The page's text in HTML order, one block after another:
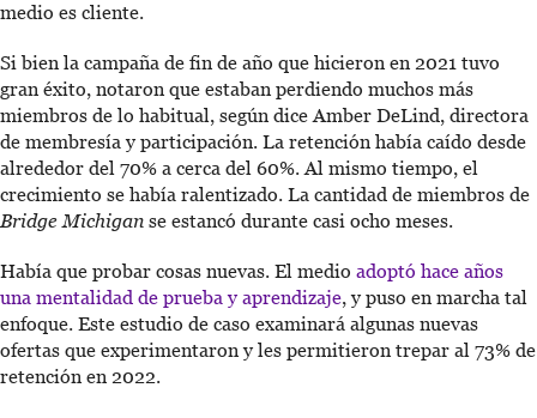
medio es cliente.
Si bien la campaña de fin de año que hicieron en 2021 tuvo
gran éxito, notaron que estaban perdiendo muchos más
miembros de lo habitual, según dice Amber DeLind, directora
de membresía y participación. La retención había caído desde
alrededor del 70% a cerca del 60%. Al mismo tiempo, el
crecimiento se había ralentizado. La cantidad de miembros de
Bridge Michigan se estancó durante casi ocho meses.
Había que probar cosas nuevas. El medio adoptó hace años
una mentalidad de prueba y aprendizaje, y puso en marcha tal
enfoque. Este estudio de caso examinará algunas nuevas
ofertas que experimentaron y les permitieron trepar al 73% de
retención en 2022.